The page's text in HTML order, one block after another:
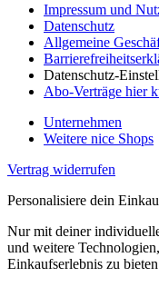
Impressum und
Datenschutz
Allgemeine
Datenschutz-
Abo-Verträge hier
Unternehmen
Weitere nice Shops
Vertrag widerrufen
Personalisiere dein
Nur mit deiner
und weitere
Einkaufserlebnis zu